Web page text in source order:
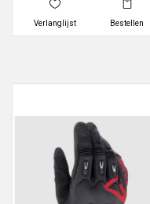
Verlanglijst Bestellen